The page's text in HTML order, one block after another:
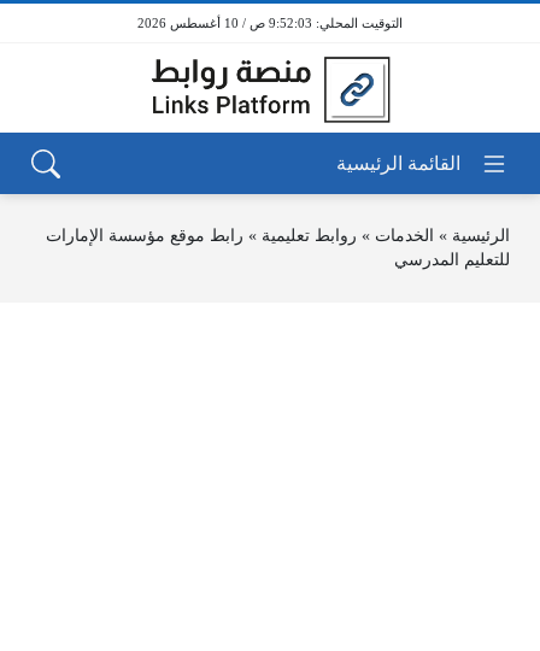
9:52:03 ص / 10 أغسطس 2026
الرئيسية » الخدمات » روابط تعليمية » رابط موقع مؤسسة الإمارات
للتعليم المدرسي